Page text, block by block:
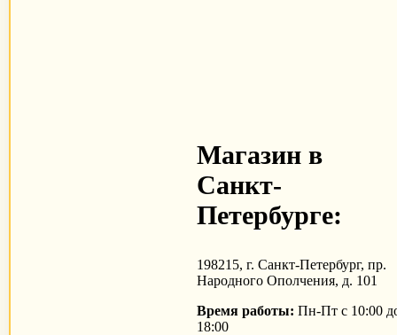
Магазин в
Санкт-
Петербурге:
198215, г. Санкт-Петербург, пр.
Народного Ополчения, д. 101
Время работы: Пн-Пт с 10:00
18:00